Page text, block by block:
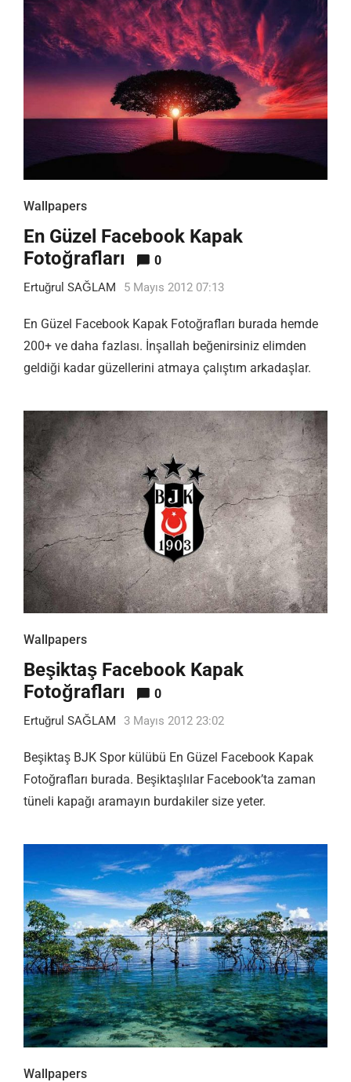
Wallpapers
En Güzel Facebook Kapak
Fotoğrafları
0
Ertuğrul SAĞLAM 5 Mayıs 2012 07:13
En Güzel Facebook Kapak Fotoğrafları burada hemde
200+ ve daha fazlası. İnşallah beğenirsiniz elimden
geldiği kadar güzellerini atmaya çalıştım arkadaşlar.
Wallpapers
Beşiktaş Facebook Kapak
Fotoğrafları
0
Ertuğrul SAĞLAM 3 Mayıs 2012 23:02
Beşiktaş BJK Spor külübü En Güzel Facebook Kapak
Fotoğrafları burada. Beşiktaşlılar Facebook’ta zaman
tüneli kapağı aramayın burdakiler size yeter.
Wallpapers